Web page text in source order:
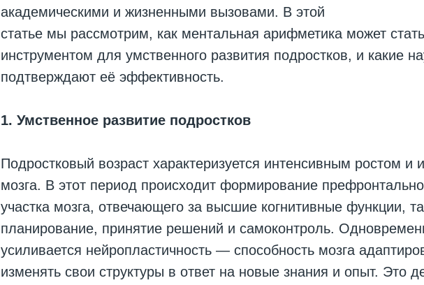
академическими и жизненными вызовами. В этой
статье мы рассмотрим, как ментальная арифметика может
инструментом для умственного развития подростков, и какие
подтверждают её эффективность.
1. Умственное развитие подростков
Подростковый возраст характеризуется интенсивным ростом и
мозга. В этот период происходит формирование
участка мозга, отвечающего за высшие когнитивные функции,
планирование, принятие решений и самоконтроль.
усиливается нейропластичность — способность мозга
изменять свои структуры в ответ на новые знания и опыт. Это